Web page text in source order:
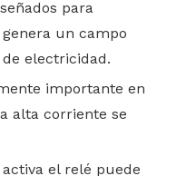
para
un campo
electricidad.
importante en
alta corriente se
el relé puede